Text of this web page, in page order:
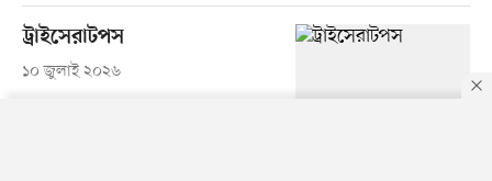
ট্রাইসেরাটপস
১০ জুলাই ২০২৬